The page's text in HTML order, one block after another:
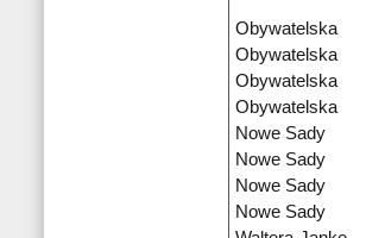
Obywatelska
Obywatelska
Obywatelska
Obywatelska
Nowe Sady
Nowe Sady
Nowe Sady
Nowe Sady